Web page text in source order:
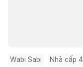
Wabi Sabi Nhà cấp 4